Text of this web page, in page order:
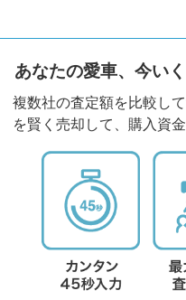
あなたの愛車、今い
複数社の査定額を比較し
を賢く売却して、購入資